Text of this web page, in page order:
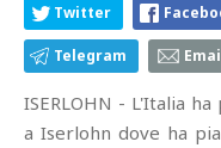
Twitter
Telegram
ISERLOHN - L'Italia
a Iserlohn dove ha